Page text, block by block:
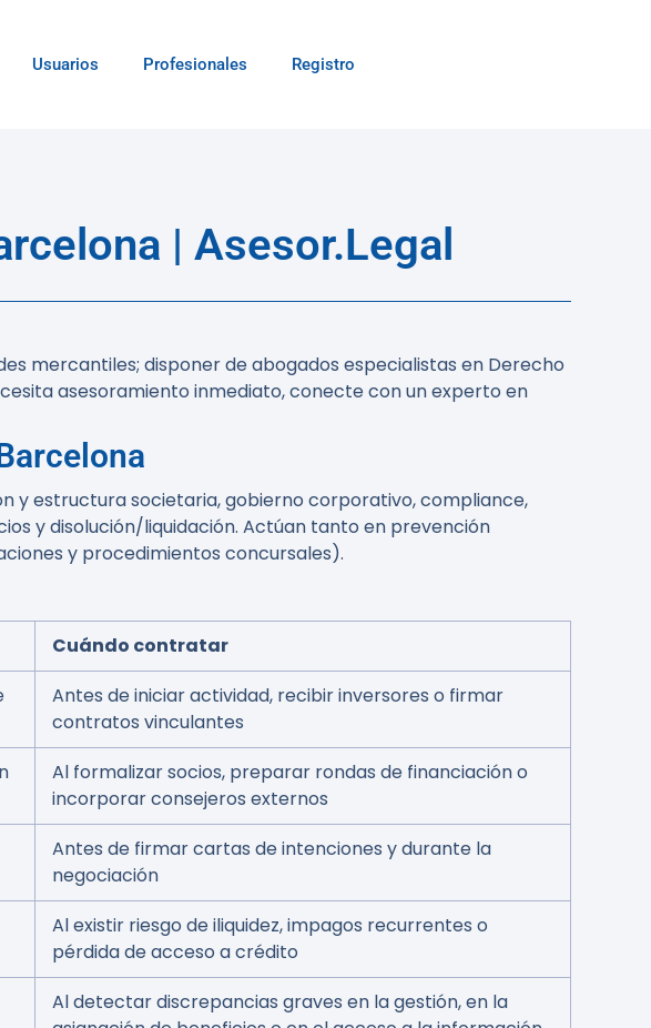
Usuarios Profesionales Registro
| Asesor.Legal
mercantiles; disponer de abogados especialistas en Derecho
asesoramiento inmediato, conecte con un experto en
y estructura societaria, gobierno corporativo, compliance,
y disolución/liquidación. Actúan tanto en prevención
y procedimientos concursales).
Cuándo contratar
Antes de iniciar actividad, recibir inversores o firmar
contratos vinculantes
Al formalizar socios, preparar rondas de financiación o
incorporar consejeros externos
Antes de firmar cartas de intenciones y durante la
negociación
Al existir riesgo de iliquidez, impagos recurrentes o
pérdida de acceso a crédito
Al detectar discrepancias graves en la gestión, en la